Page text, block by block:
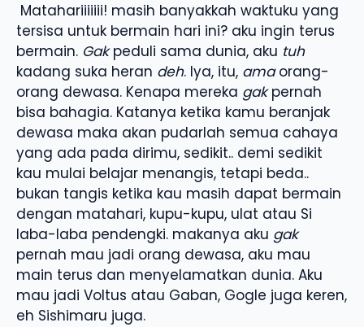
Matahariiiiiii! masih banyakkah waktuku yang
tersisa untuk bermain hari ini? aku ingin terus
bermain. Gakpeduli sama dunia, aku tuh
kadang suka heran deh. Iya, itu, amaorang-
orang dewasa. Kenapa mereka gakpernah
bisa bahagia. Katanya ketika kamu beranjak
dewasa maka akan pudarlah semua cahaya
yang ada pada dirimu, sedikit.. demi sedikit
kau mulai belajar menangis, tetapi beda..
bukan tangis ketika kau masih dapat bermain
dengan matahari, kupu-kupu, ulat atau Si
laba-laba pendengki. makanya aku gak
pernah mau jadi orang dewasa, aku mau
main terus dan menyelamatkan dunia. Aku
mau jadi Voltus atau Gaban, Gogle juga keren,
eh Sishimaru juga.